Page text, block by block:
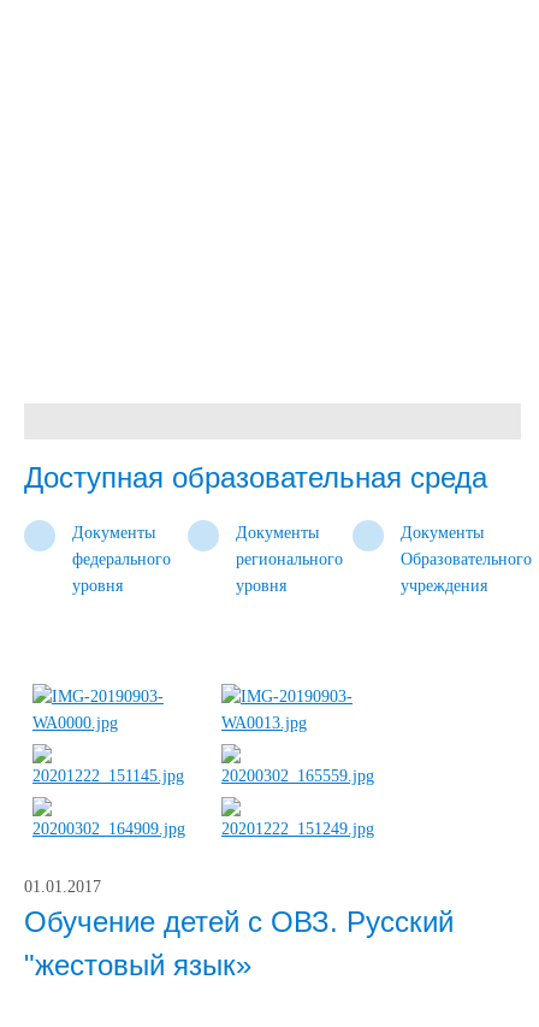
Доступная образовательная среда
Документы
федерального
уровня
Документы
регионального
уровня
Документы
Образовательного
учреждения
01.01.2017
Обучение детей с ОВЗ. Русский
"жестовый язык»